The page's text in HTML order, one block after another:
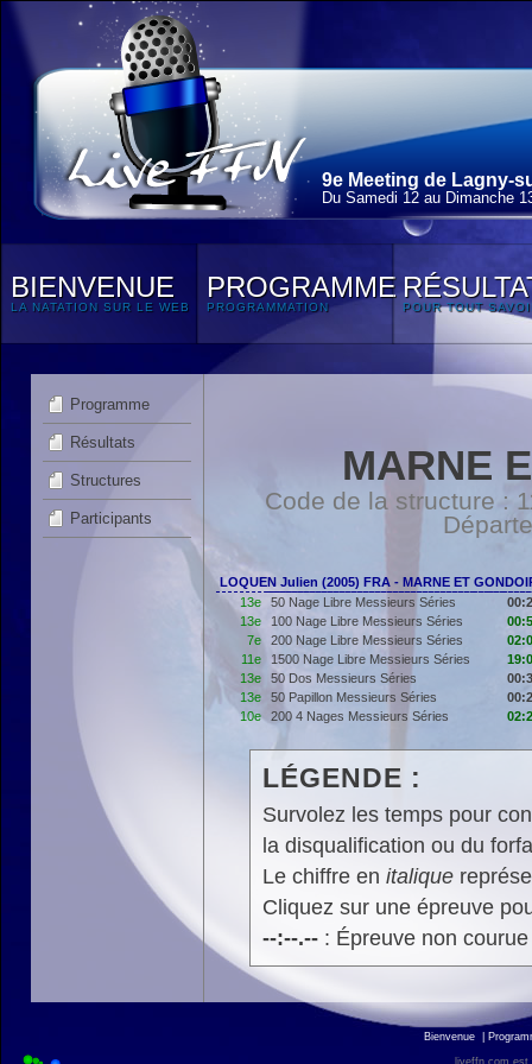
9e Meeting de Lagny-
Du Samedi 12 au Dimanche
BIENVENUE
LA NATATION SUR LE WEB
PROGRAMME
PROGRAMMATION POUR TOUT
Programme
Résultats
Structures
Participants
MARNE
Code de la structure :
LOQUEN Julien (2005) FRA - MARNE ET
13e
50 Nage Libre Messieurs Séries
13e
100 Nage Libre Messieurs Séries
7e
200 Nage Libre Messieurs Séries
11e
1500 Nage Libre Messieurs Séries
13e
50 Dos Messieurs Séries
13e
50 Papillon Messieurs Séries
10e
200 4 Nages Messieurs Séries
LÉGENDE :
Survolez les temps pour
la disqualification ou du
Le chiffre en italique
Cliquez sur une épreuve
--:--.--: Épreuve non
Bienvenue
liveffn.com est